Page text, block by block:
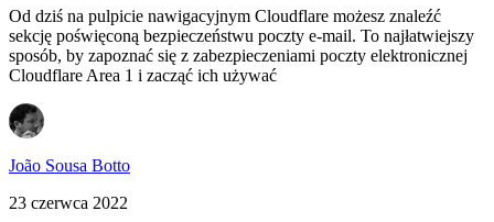
Od dziś na pulpicie nawigacyjnym Cloudflare możesz znaleźć
sekcję poświęconą bezpieczeństwu poczty e-mail. To najłatwiejszy
sposób, by zapoznać się z zabezpieczeniami poczty elektronicznej
Cloudflare Area 1 i zacząć ich używać
João Sousa Botto
23 czerwca 2022